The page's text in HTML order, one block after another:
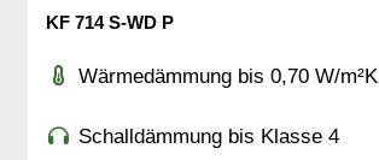
KF 714 S-WD P
Wärmedämmung bis 0,70 W/m²K
Schalldämmung bis Klasse 4